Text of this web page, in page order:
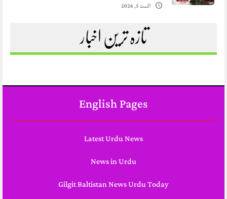
اگست 5, 2026
تازہ ترین اخبار
English Pages
Latest Urdu News
News in Urdu
Gilgit Baltistan News Urdu Today